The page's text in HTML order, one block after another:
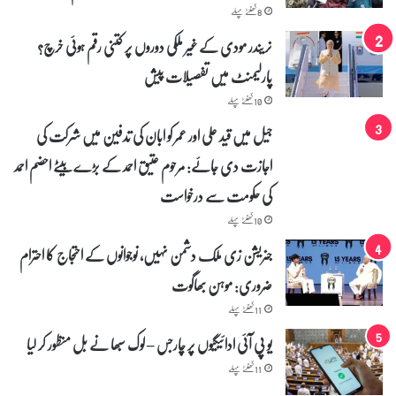
ل
و
ا
ڑ
ن
ہ
ک
ر
ا
ا
ن
ت
ب
ا
ہ
8 گھنٹے پہلے
نریندر مودی کے غیر ملکی دوروں پر کتنی رقم ہوئی خرچ؟
پارلیمنٹ میں تفصیلات پیش
10 گھنٹے پہلے
جیل میں قید علی اور عمر کو ابان کی تدفین میں شرکت کی
اجازت دی جائے: مرحوم عتیق احمد کے بڑے بیٹے احضم احمد
کی حکومت سے درخواست
10 گھنٹے پہلے
جنریشن زی ملک دشمن نہیں، نوجوانوں کے احتجاج کا احترام
ضروری: موہن بھاگوت
11 گھنٹے پہلے
یو پی آئی ادائیگیوں پر چارجس – لوک سبھا نے بل منظور کر لیا
11 گھنٹے پہلے